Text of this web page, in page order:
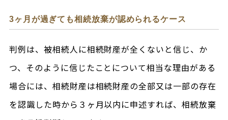
3ヶ月が過ぎても相続放棄が認められるケース
判例は、被相続人に相続財産が全くないと信じ、か
つ、そのように信じたことについて相当な理由がある
場合には、相続財産は相続財産の全部又は一部の存在
を認識した時から３ヶ月以内に申述すれば、相続放棄